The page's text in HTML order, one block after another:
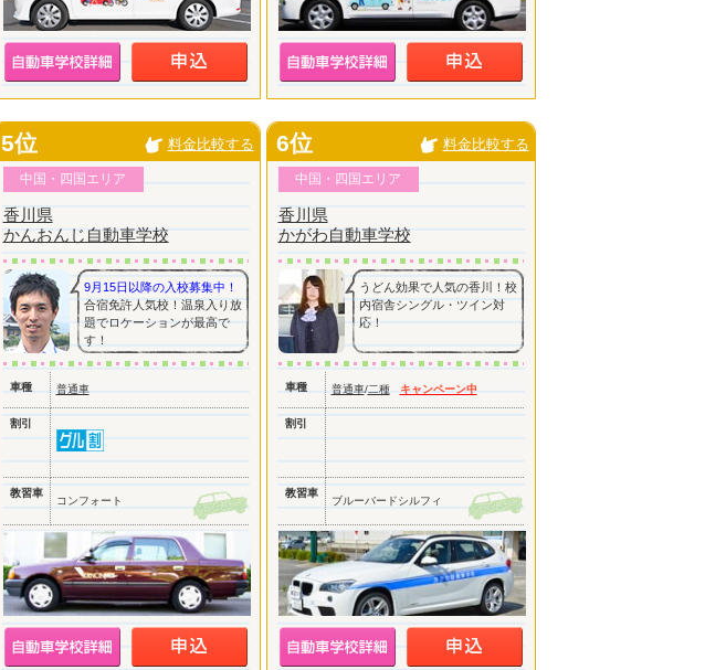
5位 料金比較する
中国・四国エリア
香川県
かんおんじ自動車学校
9月15日以降の入校募集中！
合宿免許人気校！温泉入り放
題でロケーションが最高で
す！
車種 普通車
割引
教習車
コンフォート
6位 料金比較する
中国・四国エリア
香川県
かがわ自動車学校
うどん効果で人気の香川！校
内宿舎シングル・ツイン対
応！
車種 普通車/二種 キャンペーン中
割引
教習車
ブルーバードシルフィ